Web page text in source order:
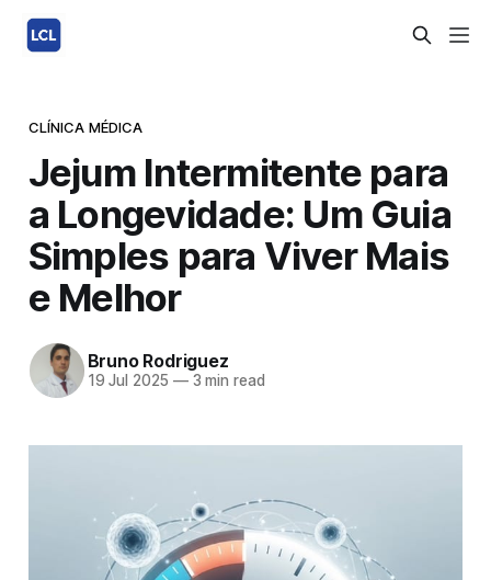
CLÍNICA MÉDICA
Jejum Intermitente para
a Longevidade: Um Guia
Simples para Viver Mais
e Melhor
Bruno Rodriguez
19 Jul 2025 —3 min read